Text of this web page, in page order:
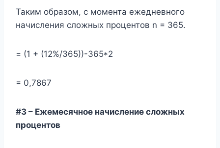
Таким образом, с момента ежедневного
начисления сложных процентов n = 365.
= (1 + (12%/365))-365*2
= 0,7867
#3 – Ежемесячное начисление сложных
процентов